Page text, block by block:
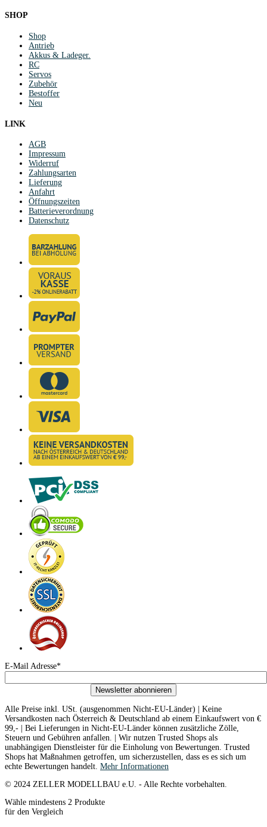
SHOP
Shop
Antrieb
Akkus & Ladeger.
RC
Servos
Zubehör
Bestoffer
Neu
LINK
AGB
Impressum
Widerruf
Zahlungsarten
Lieferung
Anfahrt
Öffnungszeiten
Batterieverordnung
Datenschutz
E-Mail Adresse*
Newsletter abonnieren
Alle Preise inkl. USt. (ausgenommen Nicht-EU-Länder) | Keine
Versandkosten nach Österreich & Deutschland ab einem Einkaufswert von €
99,- | Bei Lieferungen in Nicht-EU-Länder können zusätzliche Zölle,
Steuern und Gebühren anfallen. | Wir nutzen Trusted Shops als
unabhängigen Dienstleister für die Einholung von Bewertungen. Trusted
Shops hat Maßnahmen getroffen, um sicherzustellen, dass es es sich um
echte Bewertungen handelt. Mehr Informationen
© 2024 ZELLER MODELLBAU e.U. - Alle Rechte vorbehalten.
Wähle mindestens 2 Produkte
für den Vergleich